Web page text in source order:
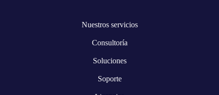
Nuestros servicios
Consultoría
Soluciones
Soporte